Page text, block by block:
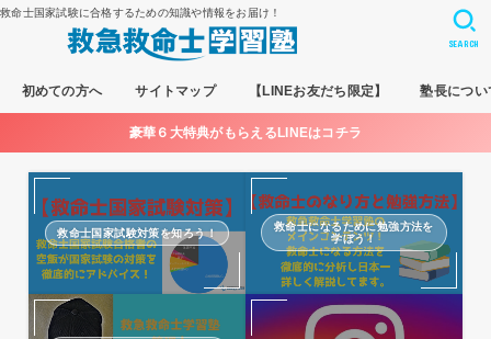
救命士国家試験に合格するための知識や情報をお届け！
初めての方へ サイトマップ 【LINEお友だち限定】 塾長につい
SEARCH
豪華６大特典がもらえるLINEはコチラ
救命士国家試験対策を知ろう！
救命士になるために勉強方法を
学ぼう！